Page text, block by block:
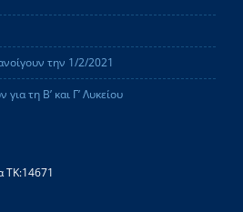
την 1/2/2021
τη Β’ και Γ’ Λυκείου
ΤΚ:14671